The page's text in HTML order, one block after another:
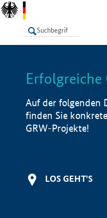
LISTE
Erfolgreiche
Auf der folgenden
finden Sie
GRW-Projekte!
LOS GEHT'S